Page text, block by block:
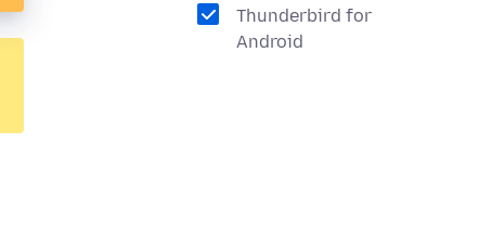
Thunderbird for
Android